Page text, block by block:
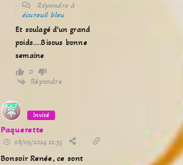
Répondre à
écureuil bleu
Et soulagé d’un grand
poids….Bisous bonne
semaine
0
Répondre
Invité
Paquerette
08/09/2024 22:35
Bonsoir Renée, ce sont